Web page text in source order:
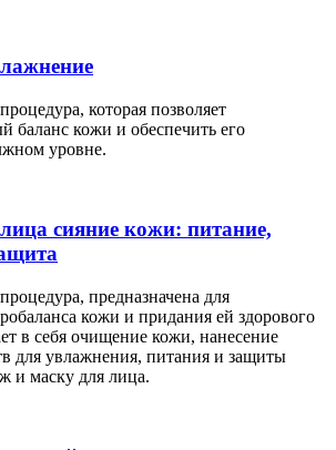
которая позволяет
баланс кожи и обеспечить его
уровне.
сияние кожи: питание,
предназначена для
кожи и придания ей здорового
в себя очищение кожи, нанесение
для увлажнения, питания и защиты
и маску для лица.